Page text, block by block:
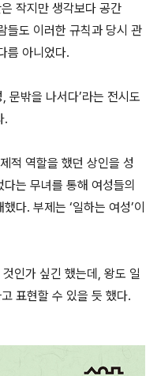
작지만 생각보다 공간
들도 이러한 규칙과 당시 관
름 아니었다.
문밖을 나서다’라는 전시도
.
적 역할을 했던 상인을 성
는 무녀를 통해 여성들의
다. 부제는 ‘일하는 여성’이
인가 싶긴 했는데, 왕도 일
표현할 수 있을 듯 했다.